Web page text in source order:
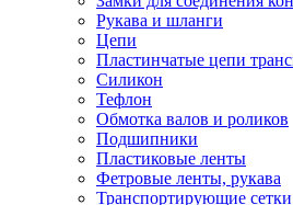
Рукава и шланги
Цепи
Пластинчатые цепи
Силикон
Тефлон
Обмотка валов и роликов
Подшипники
Пластиковые ленты
Фетровые ленты, рукава
Транспортирующие сетки